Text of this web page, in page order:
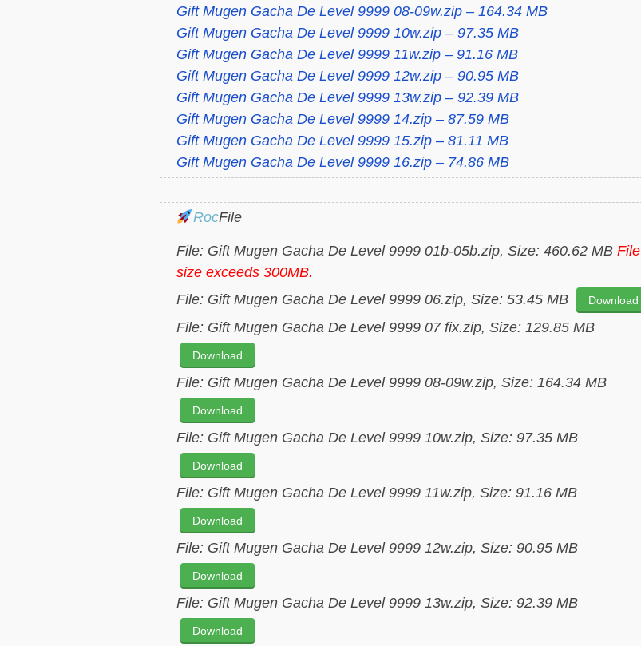
Gift Mugen Gacha De Level 9999 08-09w.zip – 164.34 MB
Gift Mugen Gacha De Level 9999 10w.zip – 97.35 MB
Gift Mugen Gacha De Level 9999 11w.zip – 91.16 MB
Gift Mugen Gacha De Level 9999 12w.zip – 90.95 MB
Gift Mugen Gacha De Level 9999 13w.zip – 92.39 MB
Gift Mugen Gacha De Level 9999 14.zip – 87.59 MB
Gift Mugen Gacha De Level 9999 15.zip – 81.11 MB
Gift Mugen Gacha De Level 9999 16.zip – 74.86 MB
RocFile
File: Gift Mugen Gacha De Level 9999 01b-05b.zip, Size: 460.62 MB File
size exceeds 300MB.
File: Gift Mugen Gacha De Level 9999 06.zip, Size: 53.45 MB
Download
File: Gift Mugen Gacha De Level 9999 07 fix.zip, Size: 129.85 MB
Download
File: Gift Mugen Gacha De Level 9999 08-09w.zip, Size: 164.34 MB
Download
File: Gift Mugen Gacha De Level 9999 10w.zip, Size: 97.35 MB
Download
File: Gift Mugen Gacha De Level 9999 11w.zip, Size: 91.16 MB
Download
File: Gift Mugen Gacha De Level 9999 12w.zip, Size: 90.95 MB
Download
File: Gift Mugen Gacha De Level 9999 13w.zip, Size: 92.39 MB
Download